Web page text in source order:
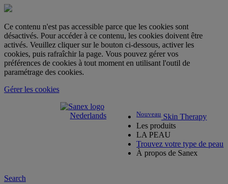
Ce contenu n'est pas accessible parce que les cookies sont
désactivés. Pour accéder à ce contenu, les cookies doivent être
activés. Veuillez cliquer sur le bouton ci-dessous, activer les
cookies, puis rafraîchir la page. Vous pouvez gérer vos
préférences de cookies à tout moment en utilisant l'outil de
paramétrage des cookies.
Gérer les cookies
Nederlands NouveauSkin Therapy
Les produits
LA PEAU
Trouvez votre type de peau
À propos de Sanex
Search